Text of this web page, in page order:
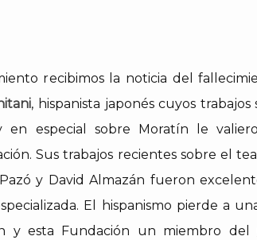
recibimos la noticia del
, hispanista japonés cuyos trabajos
especial sobre Moratín le
Sus trabajos recientes sobre el
y David Almazán fueron
El hispanismo pierde a
y esta Fundación un miembro del